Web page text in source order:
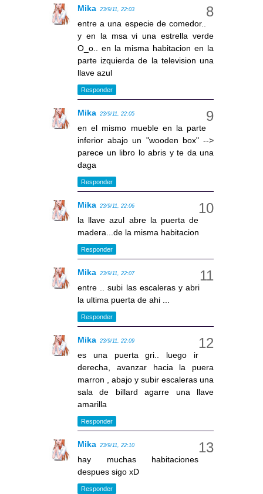
Mika 23/9/11, 22:03
entre a una especie de comedor..
y en la msa vi una estrella verde
O_o.. en la misma habitacion en la
parte izquierda de la television una
llave azul
Responder
Mika 23/9/11, 22:05
en el mismo mueble en la parte
inferior abajo un "wooden box" -->
parece un libro lo abris y te da una
daga
Responder
Mika 23/9/11, 22:06
la llave azul abre la puerta de
madera...de la misma habitacion
Responder
Mika 23/9/11, 22:07
entre .. subi las escaleras y abri
la ultima puerta de ahi ...
Responder
Mika 23/9/11, 22:09
es una puerta gri.. luego ir
derecha, avanzar hacia la puera
marron , abajo y subir escaleras una
sala de billard agarre una llave
amarilla
Responder
Mika 23/9/11, 22:10
hay muchas habitaciones
despues sigo xD
Responder